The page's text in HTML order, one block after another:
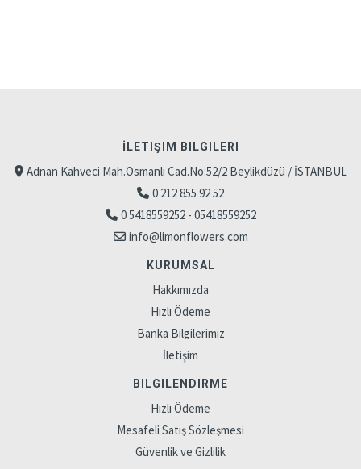
İLETIŞIM BILGILERI
Adnan Kahveci Mah.Osmanlı Cad.No:52/2 Beylikdüzü / İSTANBUL
0 212 855 92 52
0 5418559252 - 05418559252
info@limonflowers.com
KURUMSAL
Hakkımızda
Hızlı Ödeme
Banka Bilgilerimiz
İletişim
BILGILENDIRME
Hızlı Ödeme
Mesafeli Satış Sözleşmesi
Güvenlik ve Gizlilik